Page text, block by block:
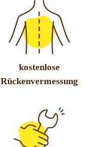
kostenlose
Rückenvermessung